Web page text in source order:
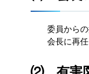
委員から
会長に再任